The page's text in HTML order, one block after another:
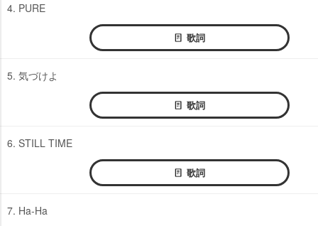
4. PURE
歌詞
5. 気づけよ
歌詞
6. STILL TIME
歌詞
7. Ha-Ha